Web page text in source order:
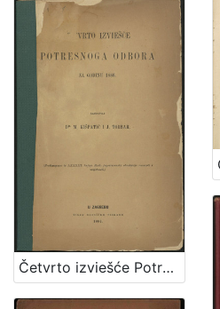
Četvrto izviešće Potresnoga odbora za godinu 1886. / sastavili M. Kišpatić i J. Torbar